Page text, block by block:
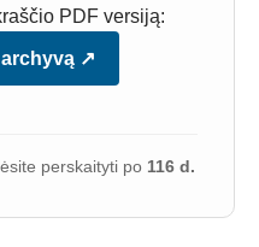
PDF versiją:
↗
perskaityti po 116 d.